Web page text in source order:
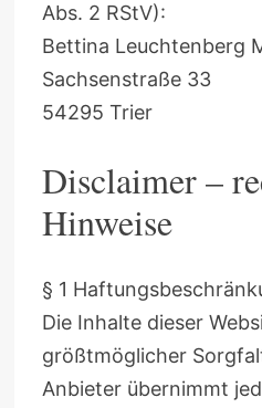
Abs. 2 RStV):
Bettina Leuchtenberg
Sachsenstraße 33
54295 Trier
Disclaimer –
Hinweise
§ 1
Die Inhalte dieser
größtmöglicher
Anbieter übernimmt